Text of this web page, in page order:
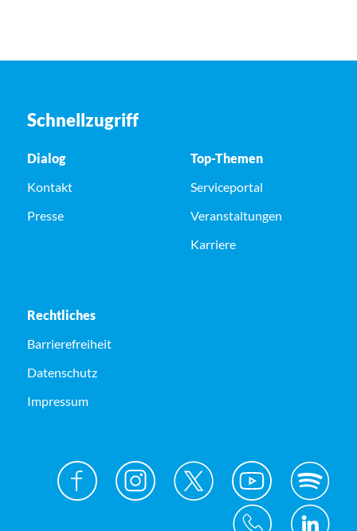
Schnellzugriff
Dialog
Kontakt
Presse
Top-Themen
Serviceportal
Veranstaltungen
Karriere
Rechtliches
Barrierefreiheit
Datenschutz
Impressum